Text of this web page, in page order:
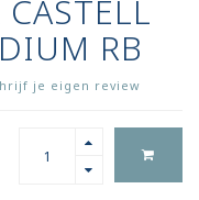
RB
je eigen review